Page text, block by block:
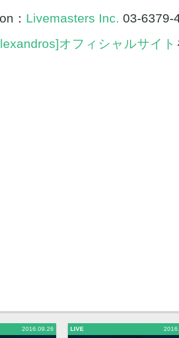
： Livemasters Inc. 03-6379-
オフィシャルサイト
2016.09.26 LIVE